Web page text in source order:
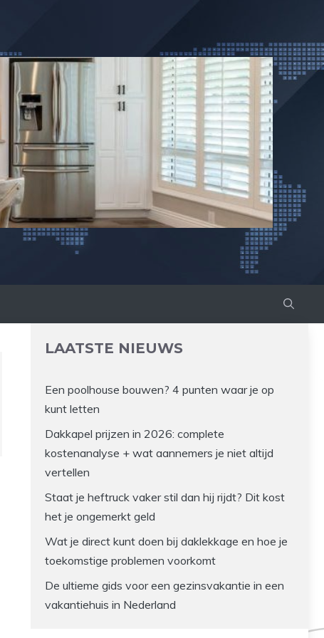
LAATSTE NIEUWS
Een poolhouse bouwen? 4 punten waar je op
kunt letten
Dakkapel prijzen in 2026: complete
kostenanalyse + wat aannemers je niet altijd
vertellen
Staat je heftruck vaker stil dan hij rijdt? Dit kost
het je ongemerkt geld
Wat je direct kunt doen bij daklekkage en hoe je
toekomstige problemen voorkomt
De ultieme gids voor een gezinsvakantie in een
vakantiehuis in Nederland